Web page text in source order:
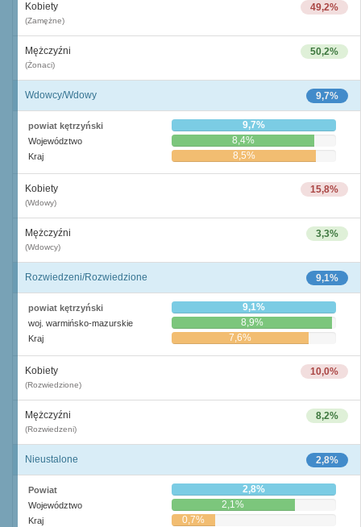
49,2%
Kobiety
(Zamężne)
50,2%
Mężczyźni
(Żonaci)
9,7%
Wdowcy/Wdowy
powiat kętrzyński 9,7%
Województwo 8,4%
Kraj 8,5%
15,8%
Kobiety
(Wdowy)
3,3%
Mężczyźni
(Wdowcy)
9,1%
Rozwiedzeni/Rozwiedzione
powiat kętrzyński 9,1%
woj. warmińsko-mazurskie 8,9%
Kraj 7,6%
10,0%
Kobiety
(Rozwiedzione)
8,2%
Mężczyźni
(Rozwiedzeni)
2,8%
Nieustalone
Powiat 2,8%
Województwo 2,1%
Kraj 0,7%